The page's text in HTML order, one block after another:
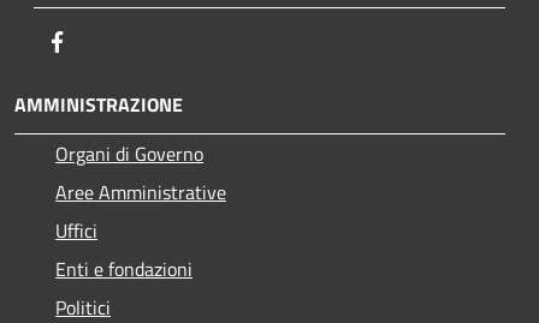
AMMINISTRAZIONE
Organi di Governo
Aree Amministrative
Uffici
Enti e fondazioni
Politici